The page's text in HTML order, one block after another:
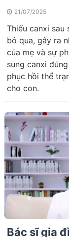
21/07/2025
Thiếu canxi sau
bỏ qua, gây ra
của mẹ và sự
sung canxi
phục hồi thể
cho con.
Bác sĩ gia